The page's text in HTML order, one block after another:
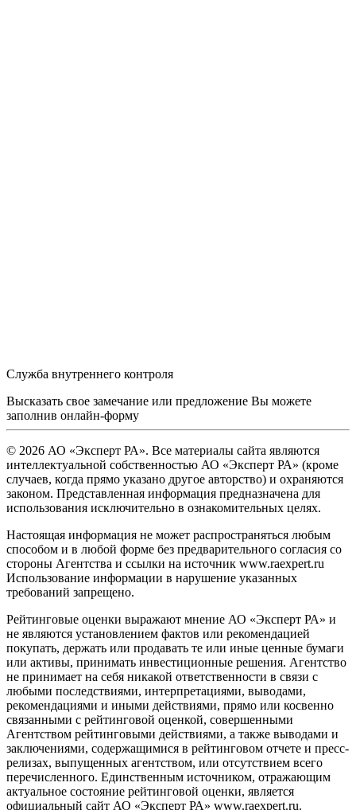
Служба внутреннего контроля
Высказать свое замечание или предложение Вы можете
заполнив онлайн-форму
© 2026 АО «Эксперт РА». Все материалы сайта являются
интеллектуальной собственностью АО «Эксперт РА» (кроме
случаев, когда прямо указано другое авторство) и охраняются
законом. Представленная информация предназначена для
использования исключительно в ознакомительных целях.
Настоящая информация не может распространяться любым
способом и в любой форме без предварительного согласия со
стороны Агентства и ссылки на источник www.raexpert.ru
Использование информации в нарушение указанных
требований запрещено.
Рейтинговые оценки выражают мнение АО «Эксперт РА» и
не являются установлением фактов или рекомендацией
покупать, держать или продавать те или иные ценные бумаги
или активы, принимать инвестиционные решения. Агентство
не принимает на себя никакой ответственности в связи с
любыми последствиями, интерпретациями, выводами,
рекомендациями и иными действиями, прямо или косвенно
связанными с рейтинговой оценкой, совершенными
Агентством рейтинговыми действиями, а также выводами и
заключениями, содержащимися в рейтинговом отчете и пресс-
релизах, выпущенных агентством, или отсутствием всего
перечисленного. Единственным источником, отражающим
актуальное состояние рейтинговой оценки, является
официальный сайт АО «Эксперт РА» www.raexpert.ru.